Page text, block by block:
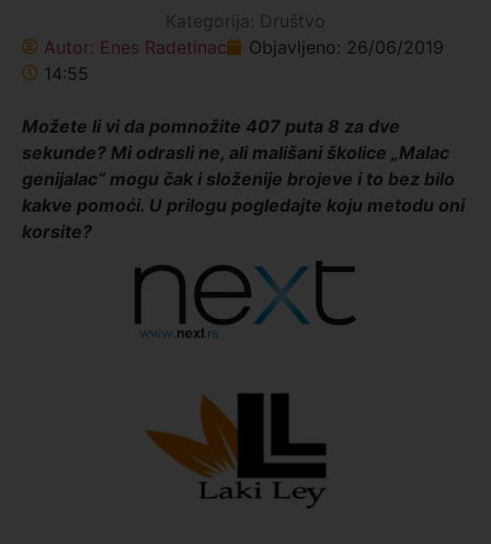
Kategorija: Društvo
Autor: Enes Radetinac Objavljeno: 26/06/2019
14:55
Možete li vi da pomnožite 407 puta 8 za dve
sekunde? Mi odrasli ne, ali mališani školice „Malac
genijalac“ mogu čak i složenije brojeve i to bez bilo
kakve pomoći. U prilogu pogledajte koju metodu oni
korsite?